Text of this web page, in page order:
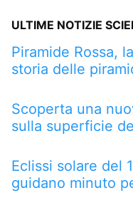
ULTIME NOTIZIE
Piramide Rossa,
storia delle
Scoperta una
sulla superficie
Eclissi solare del
guidano minuto